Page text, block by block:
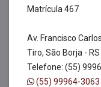
Matrícula 467
Av. Francisco
Tiro, São Borja - RS
Telefone: (55)
(55) 99964-3063